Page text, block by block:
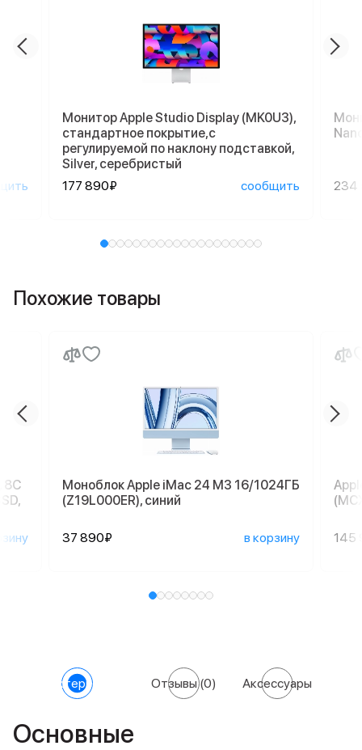
Монитор Apple Studio Display (MK0U3),
стандартное покрытие,с
регулируемой по наклону подставкой,
Silver, серебристый
177 890₽
сообщить 234
Похожие товары
8C
Моноблок Apple iMac 24 M3 16/1024ГБ
(Z19L000ER), синий
37 890₽ в корзину 145
Характеристики Отзывы(0) Аксессуары
Основные